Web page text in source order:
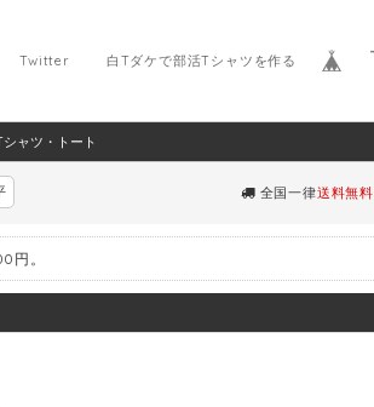
白Tダケで部活Tシャツを作る
Twitter
ャツ・トート
全国一律送料無料
円。